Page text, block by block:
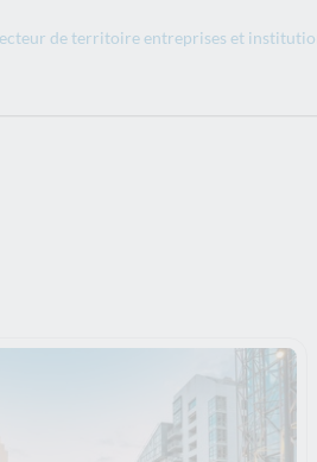
de territoire entreprises et